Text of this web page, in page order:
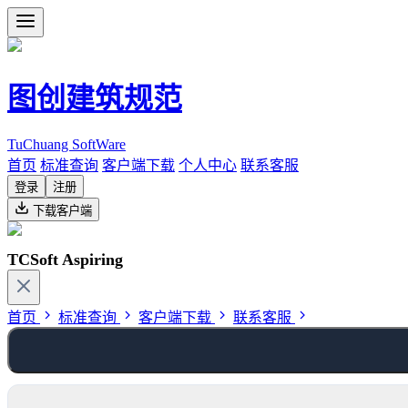
图创建筑规范
TuChuang SoftWare
首页 标准查询 客户端下载 个人中心 联系客服
登录
注册
下载客户端
TCSoft Aspiring
首页 标准查询 客户端下载 联系客服